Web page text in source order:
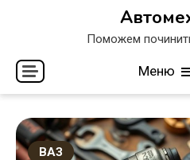
Поможем
Меню
ВАЗ